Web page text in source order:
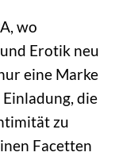
wo
Erotik neu
eine Marke
die
zu
Facetten